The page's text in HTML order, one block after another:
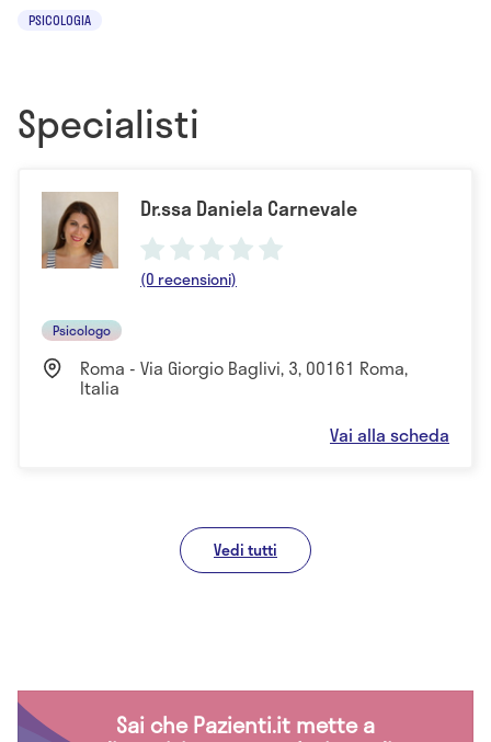
PSICOLOGIA
Specialisti
Dr.ssa Daniela Carnevale
(0 recensioni)
Psicologo
Roma - Via Giorgio Baglivi, 3, 00161 Roma,
Italia
Vai alla scheda
Vedi tutti
Sai che Pazienti.it mette a